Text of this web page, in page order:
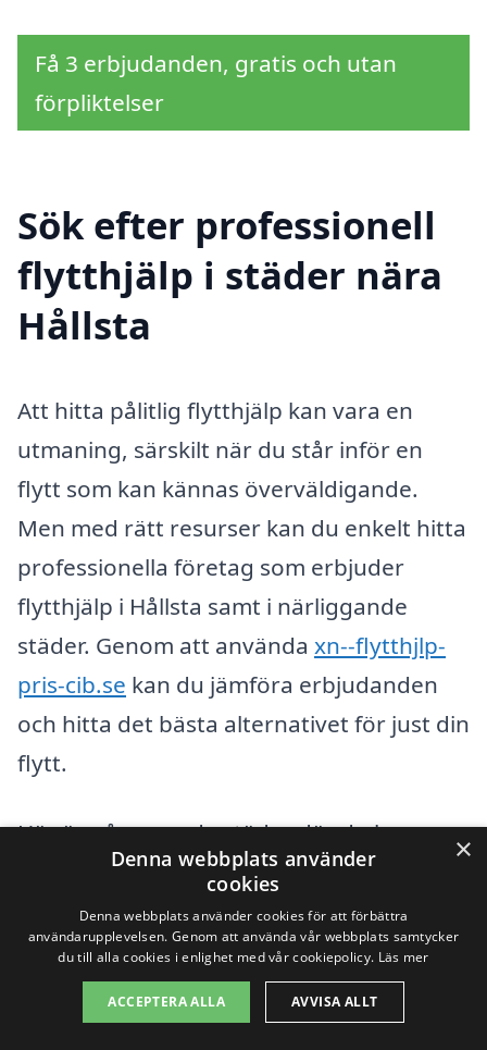
Få 3 erbjudanden, gratis och utan
förpliktelser
Sök efter professionell
flytthjälp i städer nära
Hållsta
Att hitta pålitlig flytthjälp kan vara en
utmaning, särskilt när du står inför en
flytt som kan kännas överväldigande.
Men med rätt resurser kan du enkelt hitta
professionella företag som erbjuder
flytthjälp i Hållsta samt i närliggande
städer. Genom att använda xn--flytthjlp-
pris-cib.se kan du jämföra erbjudanden
och hitta det bästa alternativet för just din
flytt.
Här är några av de städer där du kan
finna flytthjälp nära Hållsta:
Eskilstuna
Katrineholm
×
Denna webbplats använder
cookies
Denna webbplats använder cookies för att förbättra
användarupplevelsen. Genom att använda vår webbplats samtycker
du till alla cookies i enlighet med vår cookiepolicy. Läs mer
ACCEPTERA ALLA AVVISA ALLT